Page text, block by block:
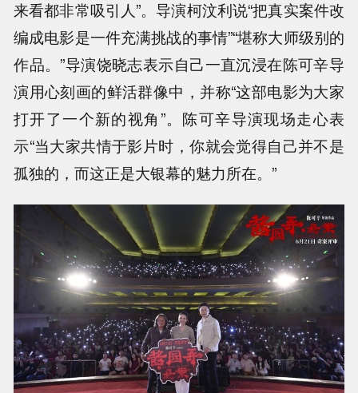
来看都非常吸引人”。导演柯汶利说“把真实案件改
编成电影是一件充满挑战的事情”“堪称大师级别的
作品。”导演饶晓志表示自己一直沉浸在陈可辛导
演用心刻画的鲜活群像中，并称“这部电影为大家
打开了一个新的视角”。陈可辛导演现场走心表
示“当大家共情于影片时，你就会觉得自己并不是
孤独的，而这正是大银幕的魅力所在。”